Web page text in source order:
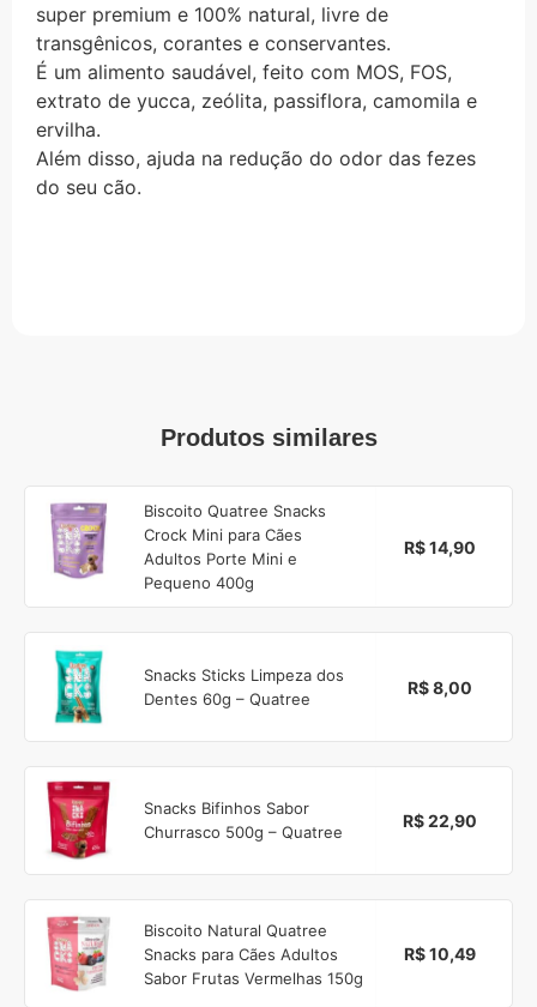
super premium e 100% natural, livre de
transgênicos, corantes e conservantes.
É um alimento saudável, feito com MOS, FOS,
extrato de yucca, zeólita, passiflora, camomila e
ervilha.
Além disso, ajuda na redução do odor das fezes
do seu cão.
Produtos similares
Biscoito Quatree Snacks
Crock Mini para Cães
Adultos Porte Mini e
Pequeno 400g
R$ 14,90
Snacks Sticks Limpeza dos
Dentes 60g – Quatree
R$ 8,00
Snacks Bifinhos Sabor
Churrasco 500g – Quatree
R$ 22,90
Biscoito Natural Quatree
Snacks para Cães Adultos
Sabor Frutas Vermelhas 150g
R$ 10,49